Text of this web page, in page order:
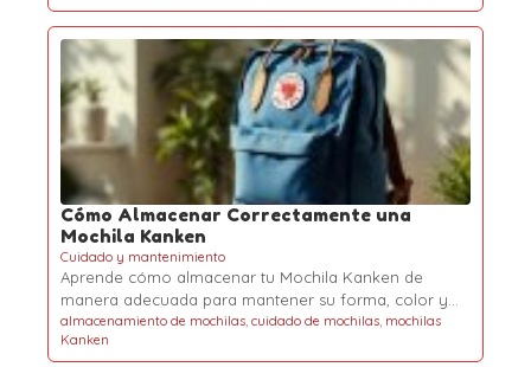
Cómo Almacenar Correctamente una
Mochila Kanken
Cuidado y mantenimiento
Aprende cómo almacenar tu Mochila Kanken de
manera adecuada para mantener su forma, color y…
almacenamiento de mochilas, cuidado de mochilas, mochilas
Kanken